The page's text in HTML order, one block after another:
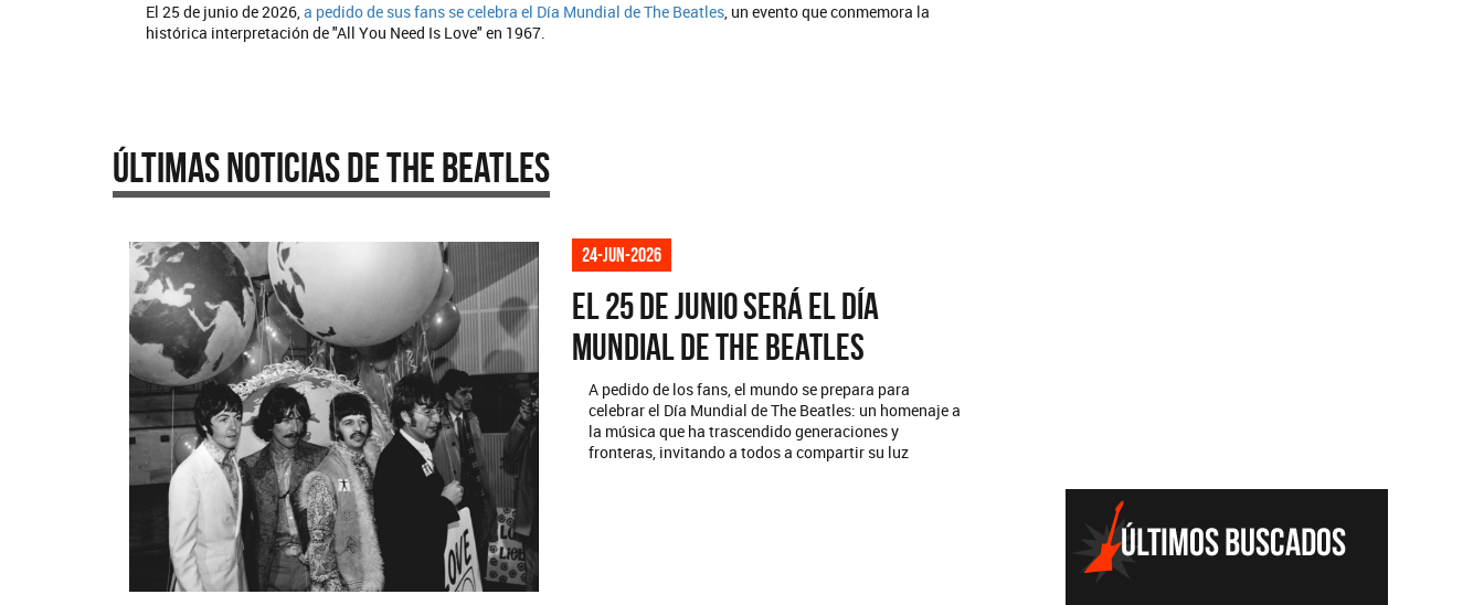
El 25 de junio de 2026,a pedido de sus fans se celebra el Día Mundial de The Beatles, un evento que conmemora la
histórica interpretación de "All You Need Is Love" en 1967.
Últimas Noticias de The Beatles
24-jun-2026
El 25 de junio será el Día
Mundial de The Beatles
A pedido de los fans, el mundo se prepara para
celebrar el Día Mundial de The Beatles: un homenaje a
la música que ha trascendido generaciones y
fronteras, invitando a todos a compartir su luz